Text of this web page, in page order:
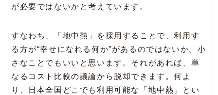
が必要ではないかと考えています。
すなわち、「地中熱」を採用することで、利用す
る方が“幸せになれる何か”があるのではないか。小
さなことでもいいと思います。それがあれば、単
なるコスト比較の議論から脱却できます。何よ
り、日本全国どこでも利用可能な「地中熱」とい